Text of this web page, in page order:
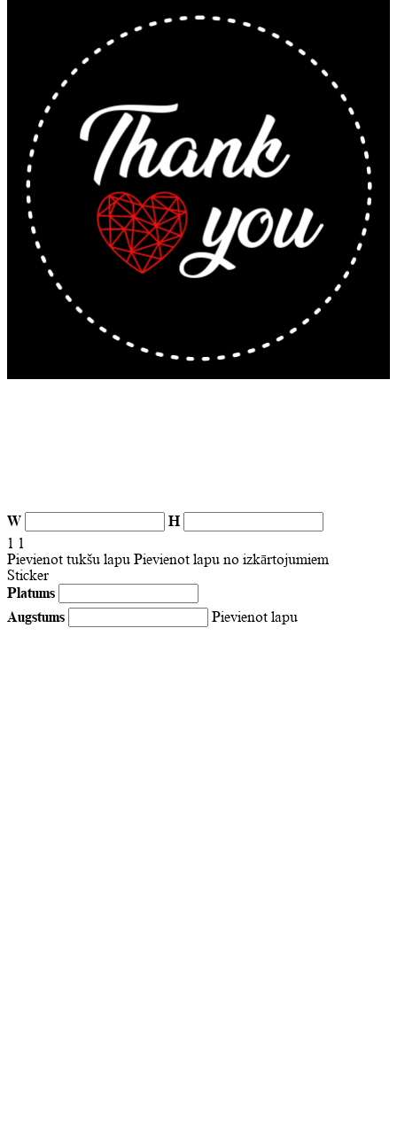
W
H
1 1
Pievienot tukšu lapu Pievienot lapu no izkārtojumiem
Sticker
Platums
Augstums
Pievienot lapu